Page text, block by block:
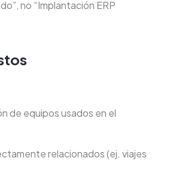
no “Implantación ERP
de equipos usados en el
relacionados (ej. viajes